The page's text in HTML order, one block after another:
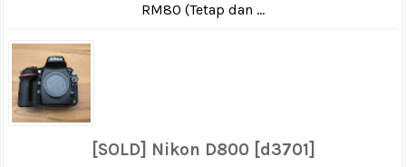
RM80 (Tetap dan ...
[SOLD] Nikon D800 [d3701]